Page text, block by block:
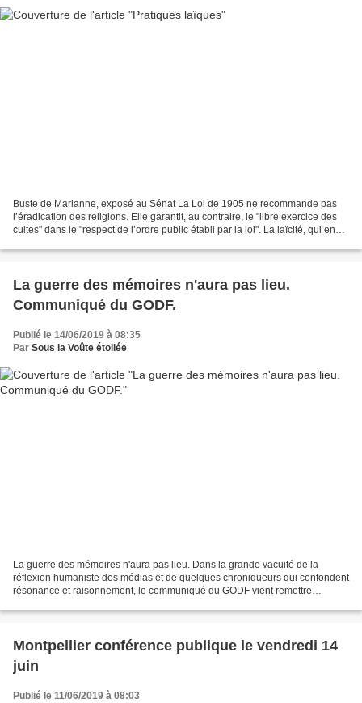
Buste de Marianne, exposé au Sénat La Loi de 1905 ne recommande pas
l’éradication des religions. Elle garantit, au contraire, le "libre exercice des
cultes" dans le "respect de l’ordre public établi par la loi". La laïcité, qui en
La guerre des mémoires n'aura pas lieu.
Communiqué du GODF.
Publié le 14/06/2019 à 08:35
Par Sous la Voûte étoilée
La guerre des mémoires n'aura pas lieu. Dans la grande vacuité de la
réflexion humaniste des médias et de quelques chroniqueurs qui confondent
résonance et raisonnement, le communiqué du GODF vient remettre
Montpellier conférence publique le vendredi 14
juin
Publié le 11/06/2019 à 08:03